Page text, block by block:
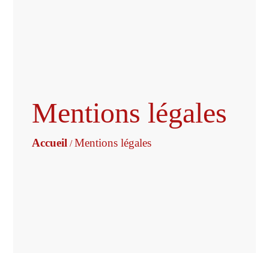
Mentions légales
Accueil / Mentions légales